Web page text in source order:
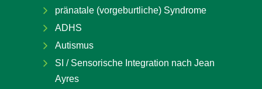
pränatale (vorgeburtliche) Syndrome
ADHS
Autismus
SI / Sensorische Integration nach Jean
Ayres